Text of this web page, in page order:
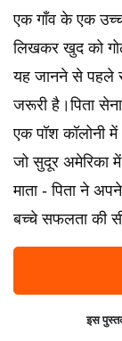
एक गाँव के एक
लिखकर खुद को
यह जानने से पहले
जरूरी है।पिता
एक पॉश कॉलोनी
जो सुदूर अमेरिका
माता - पिता ने
बच्चे सफलता की
इस